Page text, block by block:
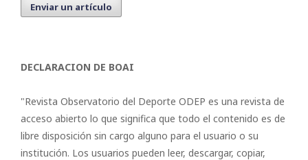
Enviar un artículo
DECLARACION DE BOAI
"Revista Observatorio del Deporte ODEP es una revista de
acceso abierto lo que significa que todo el contenido es de
libre disposición sin cargo alguno para el usuario o su
institución. Los usuarios pueden leer, descargar, copiar,